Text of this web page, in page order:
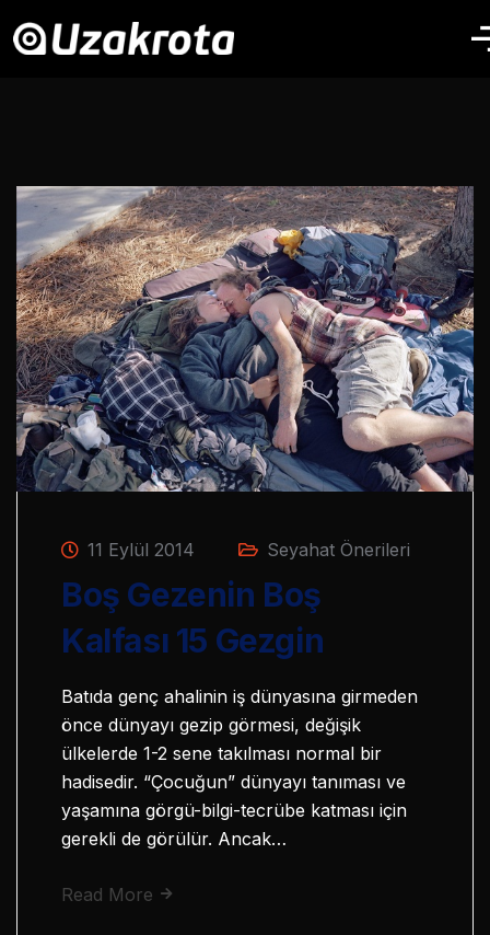
11 Eylül 2014 Seyahat Önerileri
Boş Gezenin Boş
Kalfası 15 Gezgin
Batıda genç ahalinin iş dünyasına girmeden
önce dünyayı gezip görmesi, değişik
ülkelerde 1-2 sene takılması normal bir
hadisedir. “Çocuğun” dünyayı tanıması ve
yaşamına görgü-bilgi-tecrübe katması için
gerekli de görülür. Ancak…
Read More